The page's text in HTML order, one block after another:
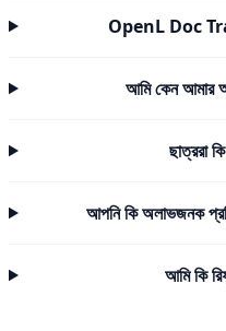
OpenL Doc
আমি কেন আমার
ছাত্ররা
আপনি কি অলাভজনক
আমি কি